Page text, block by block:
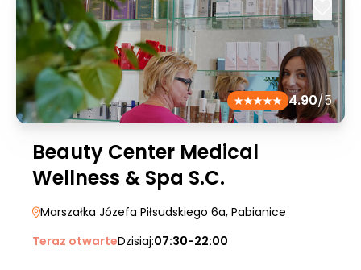
4.90/5
Beauty Center Medical
Wellness & Spa S.C.
Marszałka Józefa Piłsudskiego 6a, Pabianice
Teraz otwarteDzisiaj:07:30-22:00